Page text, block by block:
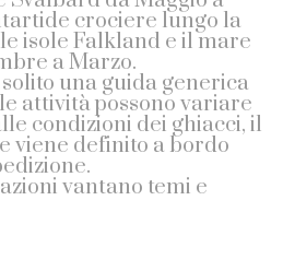
crociere lungo la
isole Falkland e il mare
a Marzo.
una guida generica
attività possono variare
condizioni dei ghiacci, il
viene definito a bordo
vantano temi e